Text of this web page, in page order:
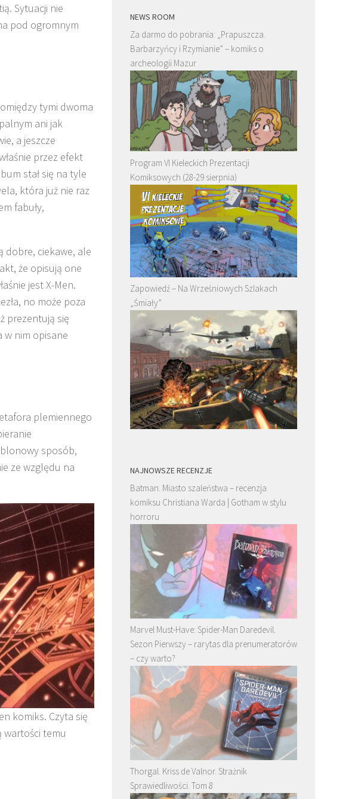
Sytuacji nie
pod ogromnym
tymi dwoma
ani jak
a jeszcze
przez efekt
stał się na tyle
która już nie raz
fabuły,
dobre, ciekawe, ale
że opisują one
jest X-Men.
no może poza
prezentują się
w nim opisane
plemiennego
sposób,
ze względu na
komiks. Czyta się
wartości temu
NEWS ROOM
Za darmo do pobrania: „Prapuszcza.
Barbarzyńcy i Rzymianie” – komiks o
archeologii Mazur
Program VI Kieleckich Prezentacji
Komiksowych (28-29 sierpnia)
Zapowiedź – Na Wrześniowych Szlakach
„Śmiały”
NAJNOWSZE RECENZJE
Batman. Miasto szaleństwa – recenzja
komiksu Christiana Warda | Gotham w stylu
horroru
Marvel Must-Have: Spider-Man Daredevil.
Sezon Pierwszy – rarytas dla prenumeratorów
– czy warto?
Thorgal. Kriss de Valnor. Strażnik
Sprawiedliwości. Tom 8